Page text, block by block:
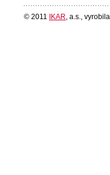
© 2011 IKAR , a.s., vyrobila